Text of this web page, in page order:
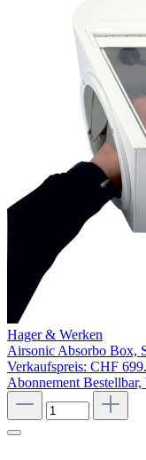
Hager & Werken
Airsonic Absorbo Box,
Verkaufspreis: CHF
Abonnement